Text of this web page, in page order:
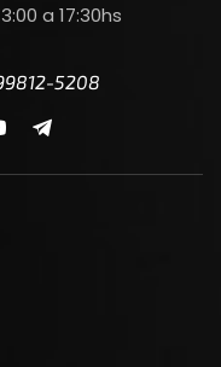
a 17:30hs
5208